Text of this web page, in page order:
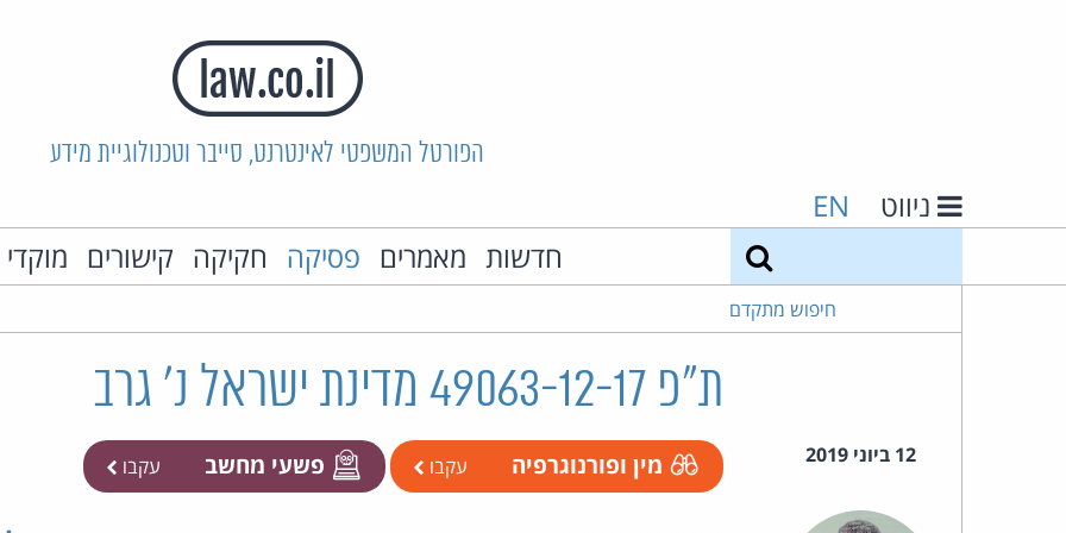
הפורטל המשפטי לאינטרנט, סייבר וטכנולוגיית מידע
ניווט EN
חדשות מאמרים פסיקה חקיקה קישורים
חיפוש מתקדם
ת"פ 49063-12-17 מדינת ישראל נ' גרב
12 ביוני 2019 מין ופורנוגרפיה עקבו פשעי מחשב עקבו